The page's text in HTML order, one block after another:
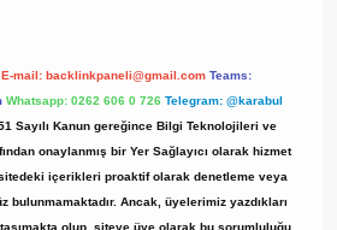
E-mail: backlinkpaneli@gmail.com Teams:
Whatsapp: 0262 606 0 726 Telegram: @karabul
Sayılı Kanun gereğince Bilgi Teknolojileri ve
onaylanmış bir Yer Sağlayıcı olarak hizmet
içerikleri proaktif olarak denetleme veya
bulunmamaktadır. Ancak, üyelerimiz yazdıkları
olup, siteye üye olarak bu sorumluluğu